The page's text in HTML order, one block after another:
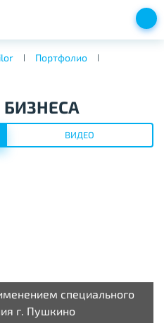
Портфолио
ВИДЕО
специального
г. Пушкино